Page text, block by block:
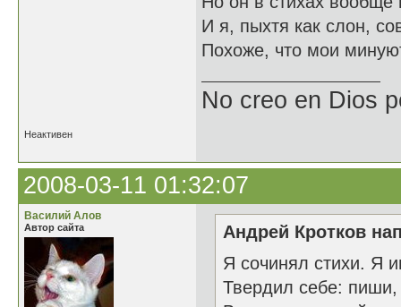
И я, пыхтя как слон,
Похоже, что мои
No creo en Dios
Неактивен
2008-03-11 01:32:07
Василий Алов
Автор сайта
Андрей Кротков
Я сочинял стихи. Я
Твердил себе: пиши,